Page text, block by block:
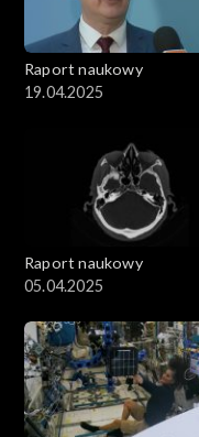
Raport naukowy
19.04.2025
Raport naukowy
05.04.2025